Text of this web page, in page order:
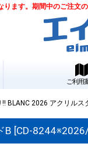
ます。期間中のご注文
ご利用
BLANC 2026 アクリルス
B [CD-